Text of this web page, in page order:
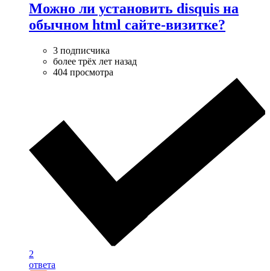
Можно ли установить disquis на
обычном html сайте-визитке?
3 подписчика
более трёх лет назад
404 просмотра
2
ответа